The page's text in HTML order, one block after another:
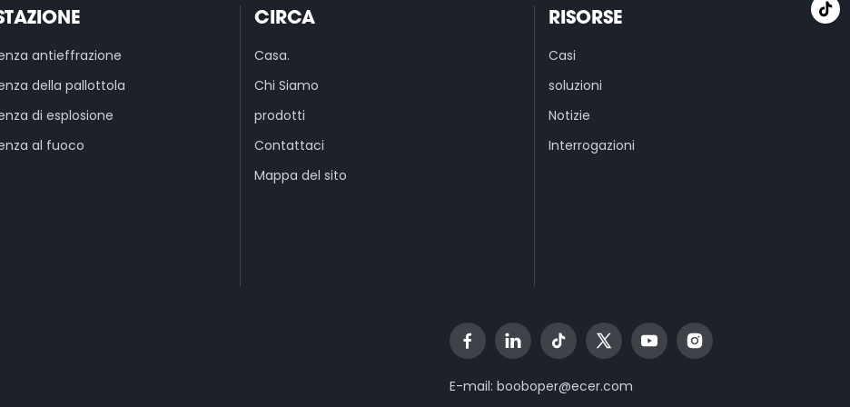
antieffrazione
della pallottola
di esplosione
al fuoco
CIRCA
Casa.
Chi Siamo
prodotti
Contattaci
Mappa del sito
RISORSE
Casi
soluzioni
Notizie
Interrogazioni
E-mail: booboper@ecer.com